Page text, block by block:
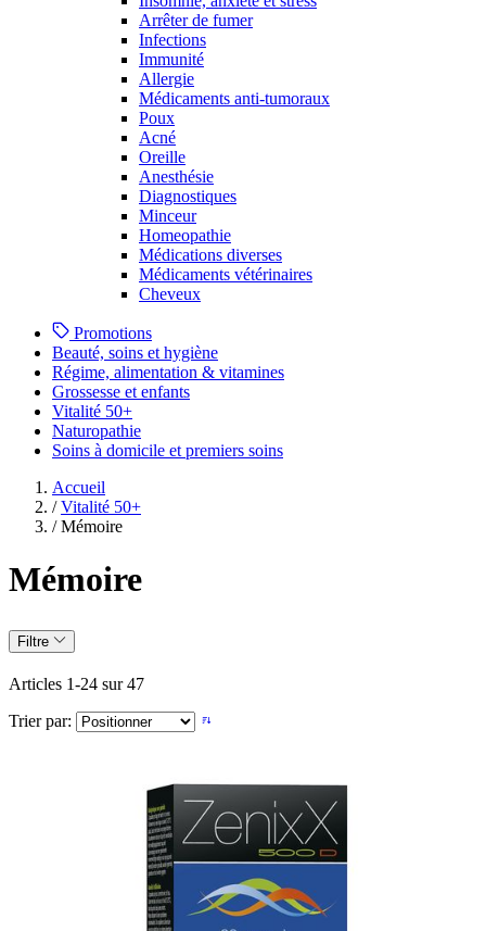
Arrêter de fumer
Infections
Immunité
Allergie
Médicaments anti-tumoraux
Poux
Acné
Oreille
Anesthésie
Diagnostiques
Minceur
Homeopathie
Médications diverses
Médicaments vétérinaires
Cheveux
Promotions
Beauté, soins et hygiène
Régime, alimentation & vitamines
Grossesse et enfants
Vitalité 50+
Naturopathie
Soins à domicile et premiers soins
Accueil
/ Vitalité 50+
/ Mémoire
Mémoire
Filtre
Articles 1-24 sur47
Trier par: